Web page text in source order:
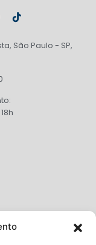
São Paulo - SP,